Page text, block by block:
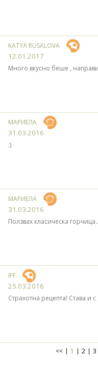
KATYA RUSALOVA
12.01.2017
Много вкусно беше ,
МАРИЕЛА
31.03.2016
:)
МАРИЕЛА
31.03.2016
Ползвах класическа
IFF
25.03.2016
Страхотна рецепта! Става и с
<< 1 2 3